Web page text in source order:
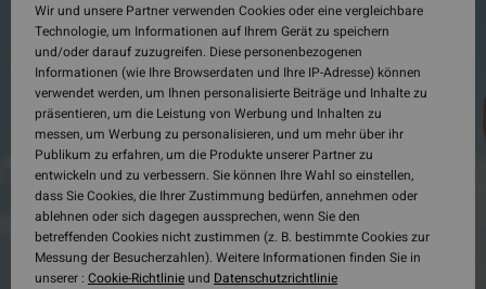
Wir und unsere Partner verwenden Cookies oder eine vergleichbare
Technologie, um Informationen auf Ihrem Gerät zu speichern
und/oder darauf zuzugreifen. Diese personenbezogenen
Informationen (wie Ihre Browserdaten und Ihre IP-Adresse) können
verwendet werden, um Ihnen personalisierte Beiträge und Inhalte zu
präsentieren, um die Leistung von Werbung und Inhalten zu
messen, um Werbung zu personalisieren, und um mehr über ihr
Publikum zu erfahren, um die Produkte unserer Partner zu
entwickeln und zu verbessern. Sie können Ihre Wahl so einstellen,
dass Sie Cookies, die Ihrer Zustimmung bedürfen, annehmen oder
ablehnen oder sich dagegen aussprechen, wenn Sie den
betreffenden Cookies nicht zustimmen (z. B. bestimmte Cookies zur
Messung der Besucherzahlen). Weitere Informationen finden Sie in
unserer : Cookie-Richtlinieund Datenschutzrichtlinie